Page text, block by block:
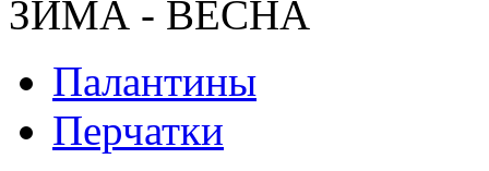
ЗИМА - ВЕСНА
Палантины
Перчатки